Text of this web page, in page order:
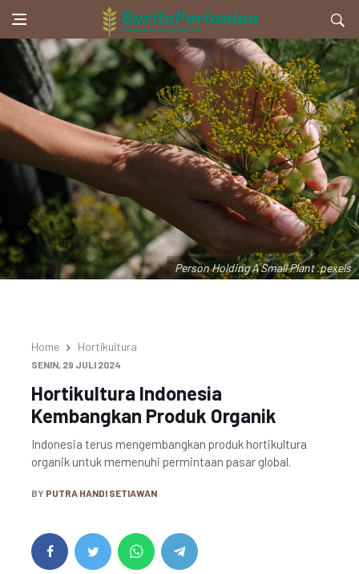
Person Holding A Small Plant .pexels
Home Hortikultura
SENIN, 29 JULI 2024
Hortikultura Indonesia
Kembangkan Produk Organik
Indonesia terus mengembangkan produk hortikultura
organik untuk memenuhi permintaan pasar global.
BY PUTRA HANDI SETIAWAN